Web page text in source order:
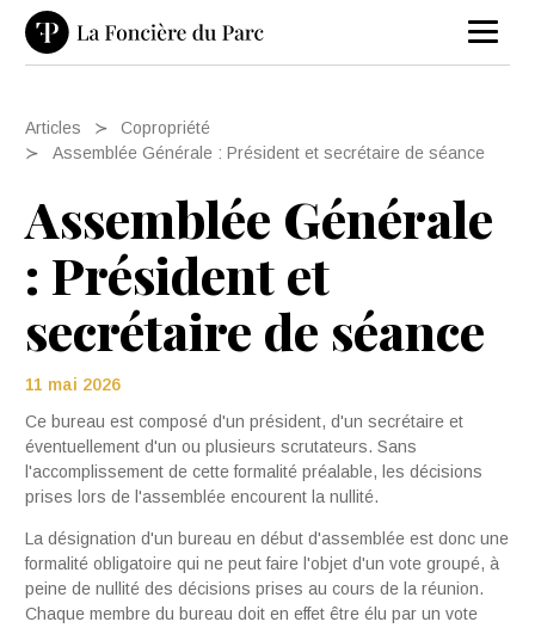
Articles
Copropriété
Assemblée Générale : Président et secrétaire de séance
Assemblée Générale
: Président et
secrétaire de séance
11 mai 2026
Ce bureau est composé d'un président, d'un secré­taire et
éventuellement d'un ou plusieurs scruta­teurs. Sans
l'accomplissement de cette formalité préalable, les décisions
prises lors de l'assemblée encourent la nullité.
La désignation d'un bureau en début d'assem­blée est donc une
formalité obligatoire qui ne peut faire l'objet d'un vote groupé, à
peine de nullité des décisions prises au cours de la réunion.
Chaque membre du bureau doit en effet être élu par un vote